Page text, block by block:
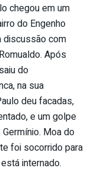
chegou em um
do Engenho
discussão com
Após
do
na sua
deu facadas,
e um golpe
Moa do
foi socorrido para
internado.